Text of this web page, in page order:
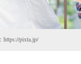
pixta.jp/